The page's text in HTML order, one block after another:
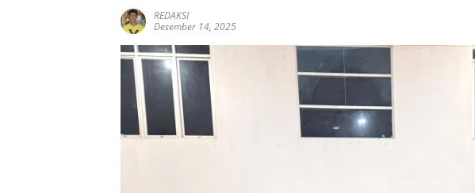
REDAKSI
Desember 14, 2025